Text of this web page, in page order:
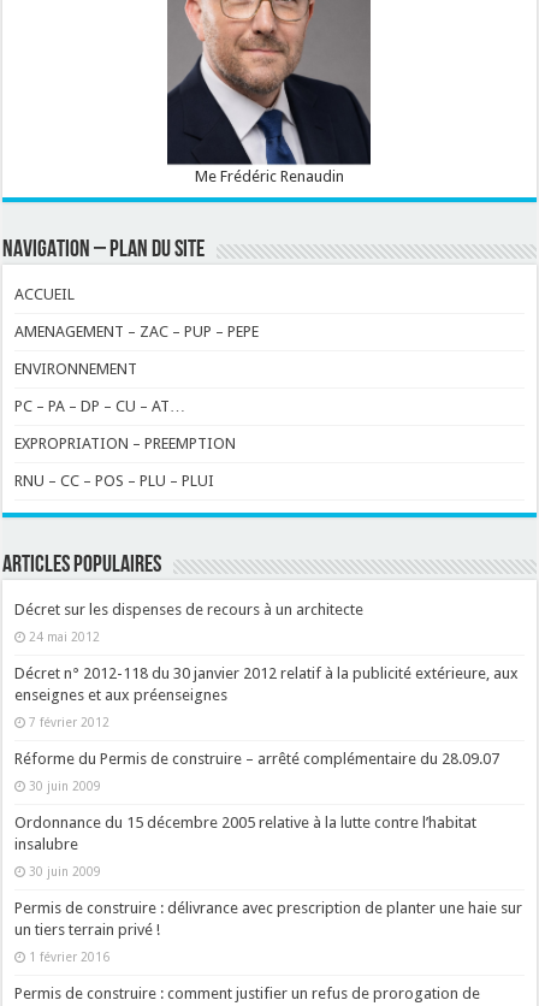
Me Frédéric Renaudin
NAVIGATION – PLAN DU SITE
ACCUEIL
AMENAGEMENT – ZAC – PUP – PEPE
ENVIRONNEMENT
PC – PA – DP – CU – AT…
EXPROPRIATION – PREEMPTION
RNU – CC – POS – PLU – PLUI
ARTICLES POPULAIRES
Décret sur les dispenses de recours à un architecte
24 mai 2012
Décret n° 2012-118 du 30 janvier 2012 relatif à la publicité extérieure, aux
enseignes et aux préenseignes
7 février 2012
Réforme du Permis de construire – arrêté complémentaire du 28.09.07
30 juin 2009
Ordonnance du 15 décembre 2005 relative à la lutte contre l’habitat
insalubre
30 juin 2009
Permis de construire : délivrance avec prescription de planter une haie sur
un tiers terrain privé !
1 février 2016
Permis de construire : comment justifier un refus de prorogation de